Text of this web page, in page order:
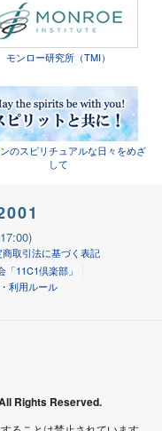
モンロー研究所（TMI）
のスピリチュアルな日々をめざ
して
商取引法に基づく表記
11C1倶楽部」
利用ルール
Rights Reserved.